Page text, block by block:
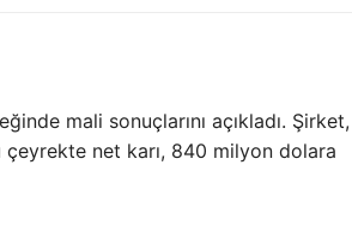
mali sonuçlarını açıkladı. Şirket,
çeyrekte net karı, 840 milyon dolara